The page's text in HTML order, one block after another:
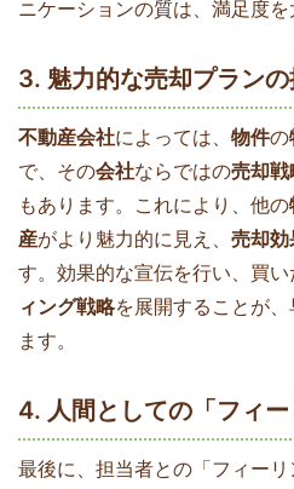
ニケーションの質は、満足度を
3. 魅力的な売却プランの
不動産会社によっては、 物件の
で、その会社ならではの売却戦
もあります。これにより、他の
産がより魅力的に見え、 売却効
す。効果的な宣伝を行い、買
ィング戦略を展開することが
ます。
4. 人間としての「フィ
最後に、担当者との「フィー